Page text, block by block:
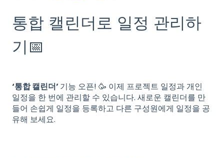
통합 캘린더로 일정 관리하
기📅
‘통합 캘린더’기능 오픈! 🥳 이제 프로젝트 일정과 개인
일정을 한 번에 관리할 수 있습니다. 새로운 캘린더를 만
들어 손쉽게 일정을 등록하고 다른 구성원에게 일정을 공
유해 보세요.